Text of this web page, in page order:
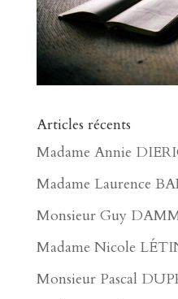
Articles récents
Madame Annie
Madame Laurence
Monsieur Guy
Madame Nicole
Monsieur Pascal